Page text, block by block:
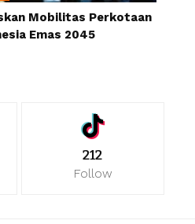
Mobilitas Perkotaan
Emas 2045
212
Follow